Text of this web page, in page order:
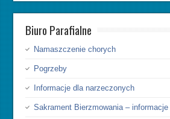
Biuro Parafialne
Namaszczenie chorych
Pogrzeby
Informacje dla narzeczonych
Sakrament Bierzmowania – informacje